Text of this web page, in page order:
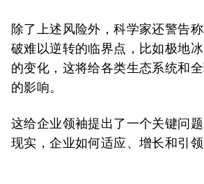
除了上述风险外，科学家还警告
破难以逆转的临界点，比如极地
的变化，这将给各类生态系统和
的影响。
这给企业领袖提出了一个关键问
现实，企业如何适应、增长和引领